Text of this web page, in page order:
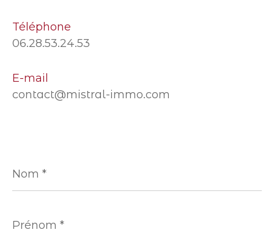
Téléphone
06.28.53.24.53
E-mail
contact@mistral-immo.com
*
*